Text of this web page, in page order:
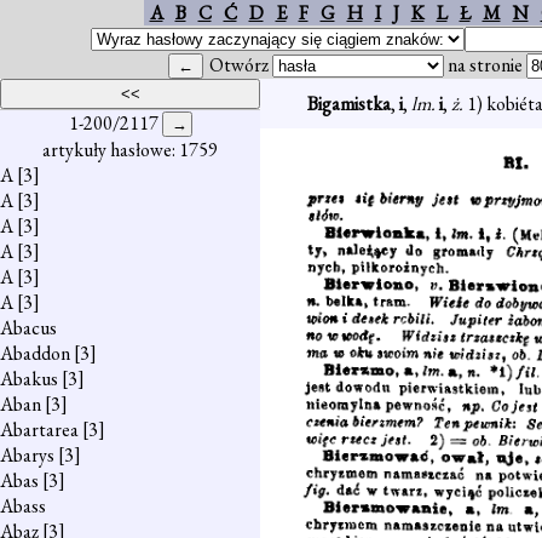
A B C Ć D E F G H I J K L Ł M N
Otwórz na stronie
1-200/2117
artykuły hasłowe: 1759
A[3]
A[3]
A[3]
A[3]
A[3]
A[3]
Abacus
Abaddon[3]
Abakus [3]
Aban[3]
Abartarea[3]
Abarys [3]
Abas [3]
Abass
Abaz[3]
Bigamistka,i,lm.i,ż. 1)